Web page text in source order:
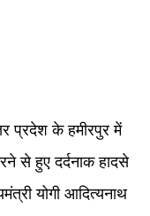
प्रदेश के हमीरपुर में
से हुए दर्दनाक हादसे
योगी आदित्यनाथ